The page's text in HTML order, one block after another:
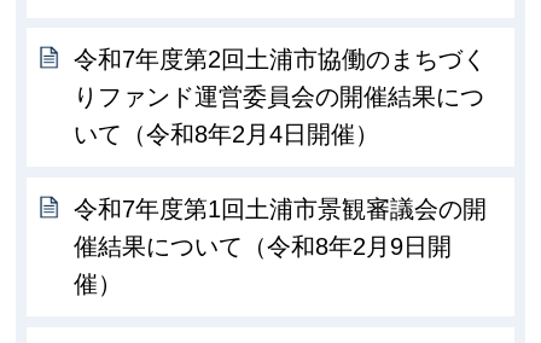
令和7年度第2回土浦市協働のまちづく
りファンド運営委員会の開催結果につ
いて（令和8年2月4日開催）
令和7年度第1回土浦市景観審議会の開
催結果について（令和8年2月9日開
催）